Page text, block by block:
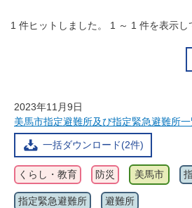
1 件ヒットしました。 1 ～ 1 件を表示し
2023年11月9日
美馬市指定避難所及び指定緊急避難所
一括ダウンロード(2件)
くらし・教育 防災 美馬市
指定緊急避難所 避難所